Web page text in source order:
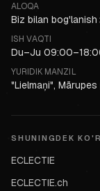
ALOQA
Biz bilan bog'lanish
ISH VAQTI
Du–Ju
YURIDIK MANZIL
"Lielmaņi",
SHUNINGDEK
ECLECTIE
ECLECTIE.ch